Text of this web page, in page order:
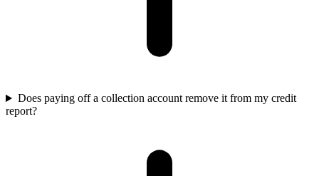
Does paying off a collection account remove it from my credit
report?